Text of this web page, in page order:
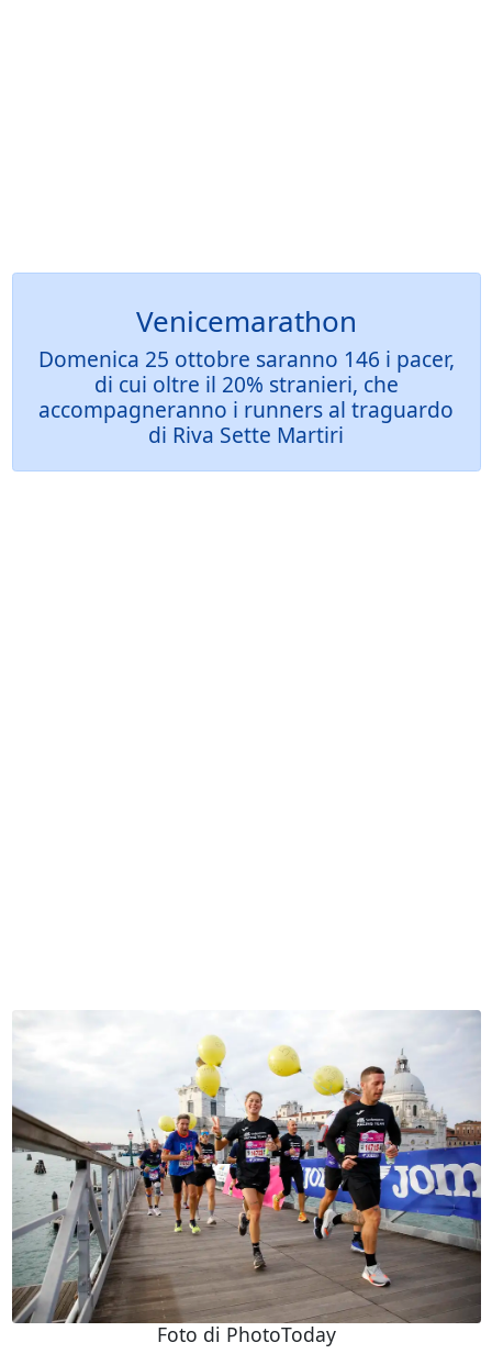
Venicemarathon
Domenica 25 ottobre saranno 146 i pacer,
di cui oltre il 20% stranieri, che
accompagneranno i runners al traguardo
di Riva Sette Martiri
Foto di PhotoToday